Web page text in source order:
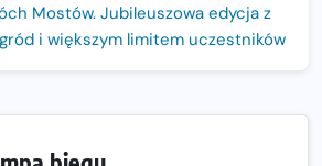
Mostów. Jubileuszowa edycja z
i większym limitem uczestników